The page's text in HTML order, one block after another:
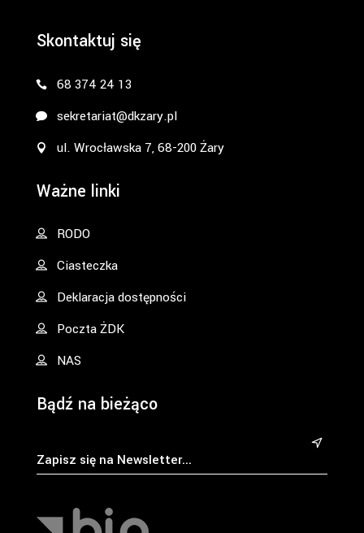
Skontaktuj się
68 374 24 13
sekretariat@dkzary.pl
ul. Wrocławska 7, 68-200 Żary
Ważne linki
RODO
Ciasteczka
Deklaracja dostępności
Poczta ŻDK
NAS
Bądź na bieżąco
&